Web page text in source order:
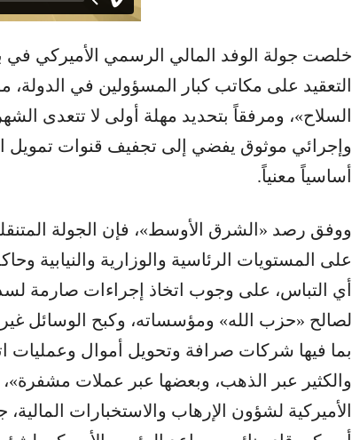
خلصت جولة الوفد المالي الرسمي الأميركي
التعقيد على مكاتب كبار المسؤولين في
السلاح»، ومرفقاً بتحديد مهلة أولى لا تتعدى
وإجرائي موثوق يفضي إلى تجفيف قنوات تمويل
أساسياً معنياً.
ووفق رصد «الشرق الأوسط»، فإن الجولة
على المستويات الرئاسية والوزارية والنيابية
أي التباس، على وجوب اتخاذ إجراءات صارمة لسد
لصالح «حزب الله» ومؤسساته، وكبح الوسائل غير
بما فيها شركات صرافة وتحويل أموال وعمليات
والكثير عبر الذهب، وبعضها عبر عملات
الأميركية لشؤون الإرهاب والاستخبارات